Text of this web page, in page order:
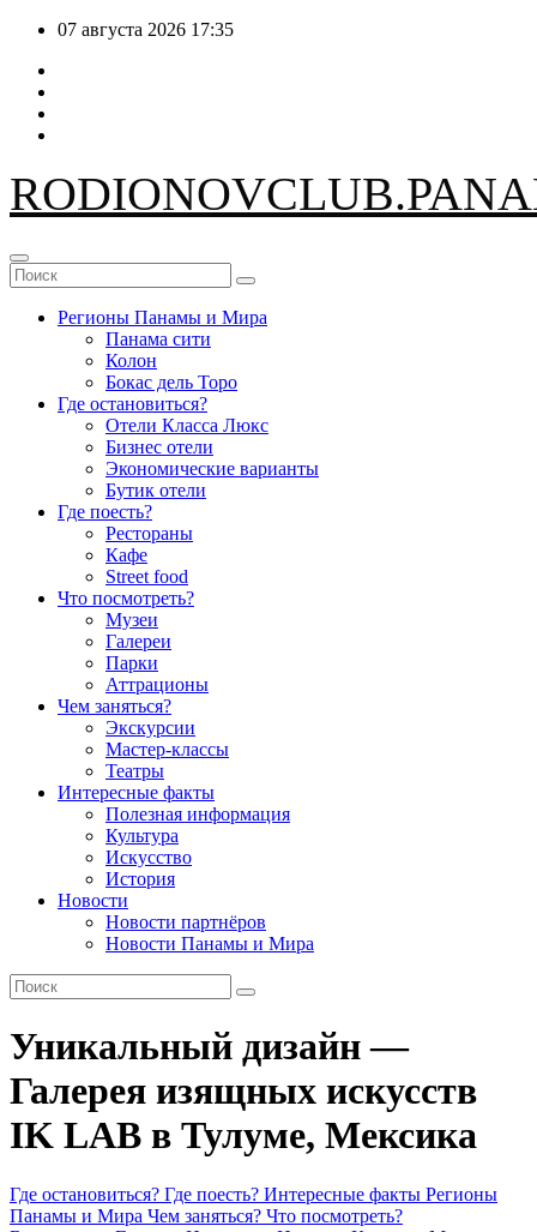
Перейти
содержимому
07 августа 2026 17:35
RODIONOV
Регионы Панамы и Мира
Панама сити
Колон
Бокас дель Торо
Где остановиться?
Отели Класса Люкс
Бизнес отели
Экономические варианты
Бутик отели
Где поесть?
Рестораны
Кафе
Street food
Что посмотреть?
Музеи
Галереи
Парки
Аттрационы
Чем заняться?
Экскурсии
Мастер-классы
Театры
Интересные факты
Полезная информация
Культура
Искусство
История
Новости
Новости партнёров
Новости Панамы и Мира
Уникальный дизайн —
Галерея изящных искусств
IK LAB в Тулуме, Мексика
Где остановиться? Где поесть? Интересные факты Регионы
Панамы и Мира Чем заняться? Что посмотреть?